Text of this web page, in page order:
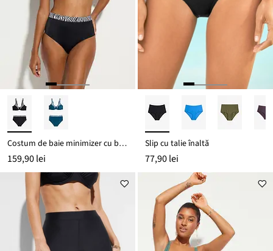
Costum de baie minimizer cu bretele căptușite (set/2 piese)
159,90 lei
Slip cu talie înaltă
77,90 lei